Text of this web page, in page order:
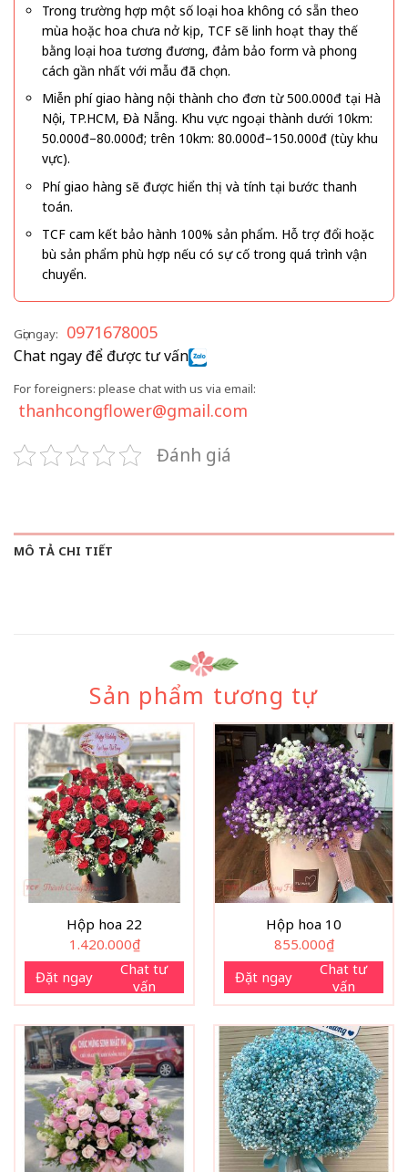
Trong trường hợp một số loại hoa không có sẵn theo
mùa hoặc hoa chưa nở kịp, TCF sẽ linh hoạt thay thế
bằng loại hoa tương đương, đảm bảo form và phong
cách gần nhất với mẫu đã chọn.
Miễn phí giao hàng nội thành cho đơn từ 500.000đ tại Hà
Nội, TP.HCM, Đà Nẵng. Khu vực ngoại thành dưới 10km:
50.000đ–80.000đ; trên 10km: 80.000đ–150.000đ (tùy khu
vực).
Phí giao hàng sẽ được hiển thị và tính tại bước thanh
toán.
TCF cam kết bảo hành 100% sản phẩm. Hỗ trợ đổi hoặc
bù sản phẩm phù hợp nếu có sự cố trong quá trình vận
chuyển.
Gọi ngay: 0971678005
Chat ngay để được tư vấn
For foreigners: please chat with us via email:
thanhcongflower@gmail.com
Đánh giá
MÔ TẢ CHI TIẾT
Sản phẩm tương tự
Hộp hoa 22
1.420.000₫
Đặt ngay
Chat tư
vấn
Hộp hoa 10
855.000₫
Đặt ngay
Chat tư
vấn